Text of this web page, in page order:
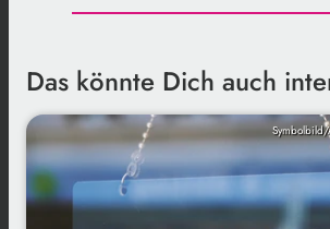
Das könnte Dich auch
Symbolbild/